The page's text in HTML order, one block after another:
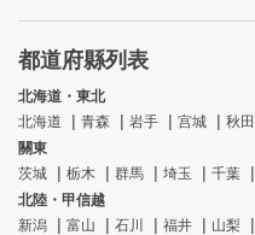
都道府縣列表
北海道・東北
北海道
青森 岩手 宫城 秋田
關東
茨城
栃木 群馬 埼玉 千葉
北陸・甲信越
新潟
富山 石川 福井 山梨